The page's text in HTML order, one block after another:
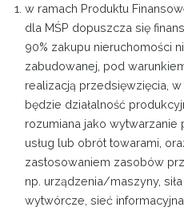
w ramach Produktu
dla MŚP dopuszcza się
90% zakupu nieruchomości
zabudowanej, pod
realizacją przedsięwzięcia,
będzie działalność
rozumiana jako wytwarzanie
usług lub obrót towarami,
zastosowaniem zasobów
np. urządzenia/maszyny,
wytwórcze, sieć